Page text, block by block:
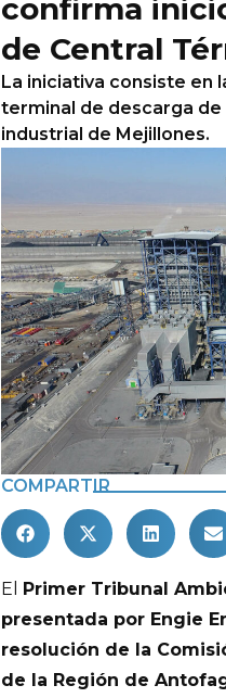
confirma
de Central
La iniciativa consiste en
terminal de descarga
industrial de Mejillones.
COMPARTIR
El Primer Tribunal
presentada por Engie
resolución de la
de la Región de